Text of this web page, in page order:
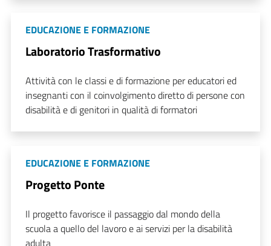
EDUCAZIONE E FORMAZIONE
Laboratorio Trasformativo
Attività con le classi e di formazione per educatori ed
insegnanti con il coinvolgimento diretto di persone con
disabilità e di genitori in qualità di formatori
EDUCAZIONE E FORMAZIONE
Progetto Ponte
Il progetto favorisce il passaggio dal mondo della
scuola a quello del lavoro e ai servizi per la disabilità
adulta